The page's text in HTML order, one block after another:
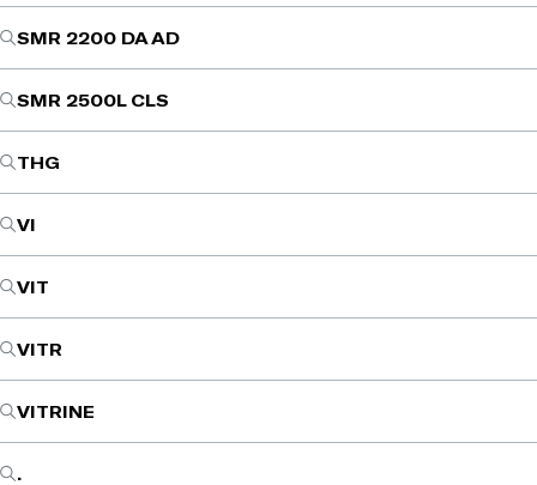
SMR 2200 DA AD
SMR 2500L CLS
THG
VI
VIT
VITR
VITRINE
.